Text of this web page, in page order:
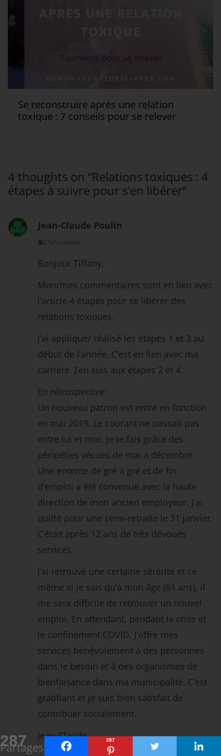
287
Partages 287
Se reconstruire après une relation
toxique : 7 conseils pour se relever
4 thoughts on “Relations toxiques : 4
étapes à suivre pour s’en libérer”
Jean-Claude Poulin
à Permalink
Bonjour Tiffany,
Mon/mes commentaires sont en lien avec
l’article 4 étapes pour se libérer des
relations toxiques.
J’ai appliqué/ réalisé les étapes 1 et 3 au
début de l’année. C’est en lien avec ma
carrière. J’en suis aux étapes 2 et 4.
En rétrospective:
Un nouveau patron est entré en fonction
en mai 2019. Le courant ne passait pas
entre lui et moi. Je te fais grâce des
péripéties vécues de mai à décembre.
Une entente de gré à gré et de fin
d’emploi a été convenue avec la haute
direction de mon ancien employeur. J’ai
quitté pour une semi-retraite le 31 janvier.
C’était après 12 ans de très dévoués
services.
J’ai retrouvé une certaine sérérité et ce
même si je sais qu’à mon âge (61 ans), il
me sera difficile de retrouver un nouvel
emploi. En attendant, pendant la crise et
le confinement COVID, J’offre mes
services bénévolement à des personnes
dans le besoin et à des organismes de
bienfaisance dans ma municipalité. C’est
gratifiant et je suis bien satisfait de
contribuer socialement.
Jean-Claude